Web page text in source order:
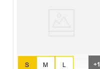
S L
M +1